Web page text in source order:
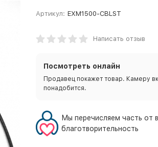
Артикул: EXM1500-CBLST
Написать отзыв
Посмотреть онлайн
Продавец покажет товар. Камеру
понадобится.
Мы перечисляем часть от
благотворительность